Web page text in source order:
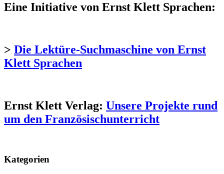
Eine Initiative von Ernst Klett Sprachen:
> Die Lektüre-Suchmaschine von Ernst
Klett Sprachen
Ernst Klett Verlag: Unsere Projekte rund
um den Französischunterricht
Kategorien